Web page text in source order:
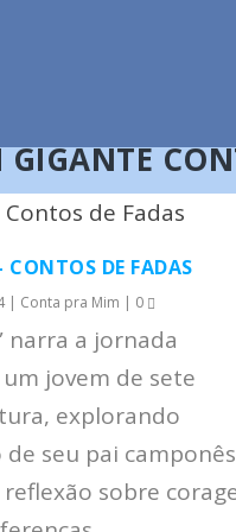
GIGANTE
DE FADAS
| Conta pra Mim | 0
narra a jornada
jovem de sete
explorando
seu pai
sobre